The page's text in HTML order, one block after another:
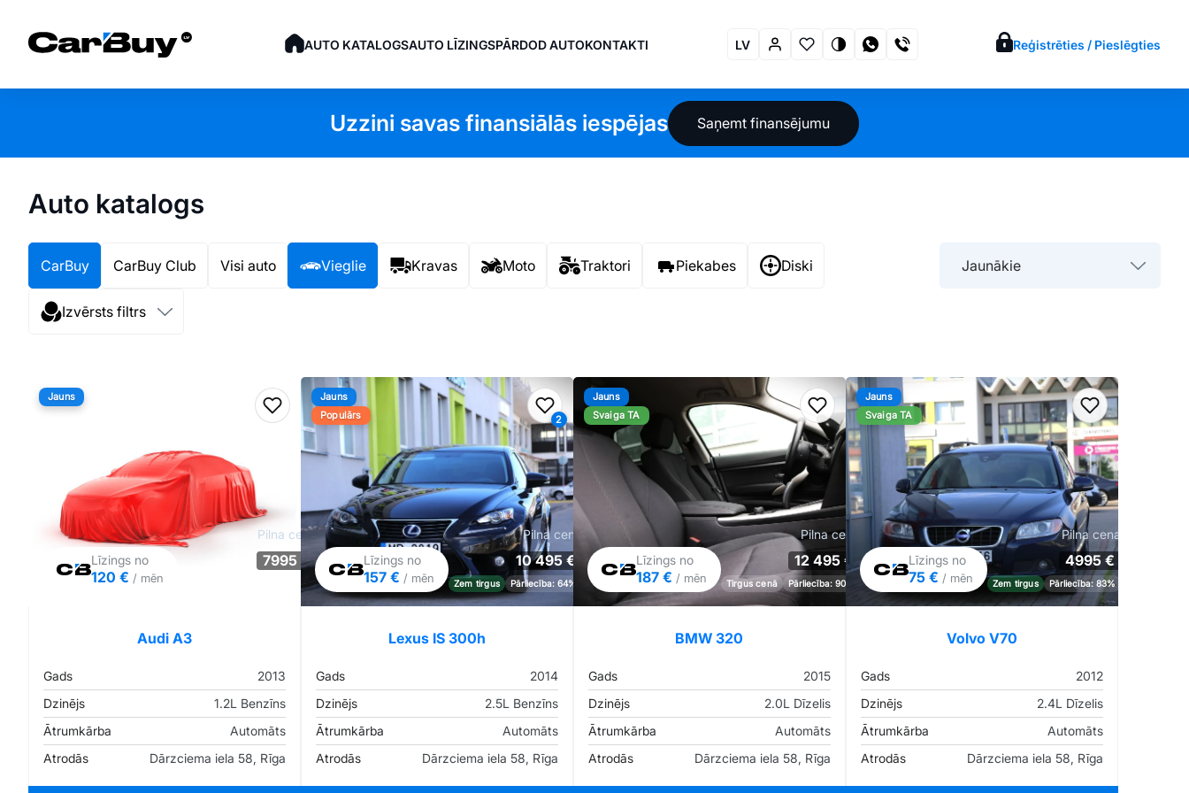
AUTO KATALOGSAUTO LĪZINGSPĀRDOD AUTOKONTAKTI LV Reģistrēties / Pieslēgties
Uzzini savas finansiālās iespējas Saņemt finansējumu
Auto katalogs
Jaunākie
CarBuy CarBuy Club Visi auto Vieglie Kravas Moto Traktori Piekabes Diski
Izvērsts filtrs
Pievienot favorītiem
Jauns
Līzings no
120 € / mēn
Pilna cena
7995 €
Pārliecība: 75%
Audi A3
Gads
2013
Dzinējs
1.2L Benzīns
Ātrumkārba
Automāts
Atrodās
Dārzciema iela 58, Rīga
2
Pievienot favorītiem
Jauns
Populārs
Līzings no
157 € / mēn
Pilna cena
10 495 €
Zem tirgus Pārliecība: 64%
Lexus IS 300h
Gads
2014
Dzinējs
2.5L Benzīns
Ātrumkārba
Automāts
Atrodās
Dārzciema iela 58, Rīga
Pievienot favorītiem
Jauns
Svaiga TA
Līzings no
187 € / mēn
Pilna cena
12 495 €
Tirgus cenā Pārliecība: 90%
BMW 320
Gads
2015
Dzinējs
2.0L Dīzelis
Ātrumkārba
Automāts
Atrodās
Dārzciema iela 58, Rīga
Pievienot
Jauns
Svaiga TA
Līzings no
75 € / mēn
Pilna cena
4995 €
Zem tirgus Pārliecība: 83%
Volvo V70
Gads
2012
Dzinējs
2.4L Dīzelis
Ātrumkārba
Automāts
Atrodās
Dārzciema iela 58, Rīga